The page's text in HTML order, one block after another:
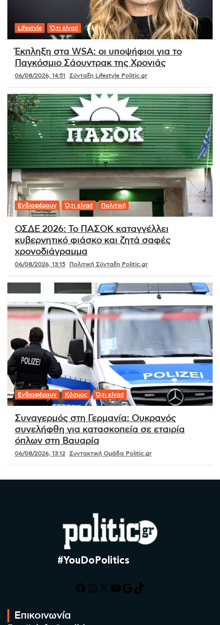
Lifestyle Ό,τι είναι!
Έκπληξη στα WSA: οι υποψήφιοι για το
Παγκόσμιο Σάουντρακ της Χρονιάς
06/08/2026, 14:51 Σύνταξη Lifestyle Politic.gr
Ενδιαφέρουν Ό,τι είναι! Πολιτική
ΟΣΔΕ 2026: Το ΠΑΣΟΚ καταγγέλλει
κυβερνητικό φιάσκο και ζητά σαφές
χρονοδιάγραμμα
06/08/2026, 13:15 Πολιτική Σύνταξη Politic.gr
Ενδιαφέρουν Κόσμος Ό,τι είναι!
Συναγερμός στη Γερμανία: Ουκρανός
συνελήφθη για κατασκοπεία σε εταιρία
όπλων στη Βαυαρία
06/08/2026, 13:12 Συντακτική Ομάδα Politic.gr
#YouDoPolitics
Facebook
Instagram
X YouTube
Google
TikTok
Επικοινωνία